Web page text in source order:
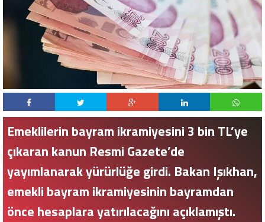
Emeklilerin bayram ikramiyesini 3 bin TL’ye
çıkaran kanun Resmi Gazete’de
yayımlanarak yürürlüğe girdi. Bakan Işıkhan,
emekli bayram ikramiyesinin bayramdan
önce hesaplara yatırılacağını açıklamıştı.